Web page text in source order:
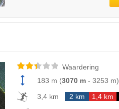
Waardering
183 m (3070 m - 3253 m)
3,4 km
2 km 1,4 km